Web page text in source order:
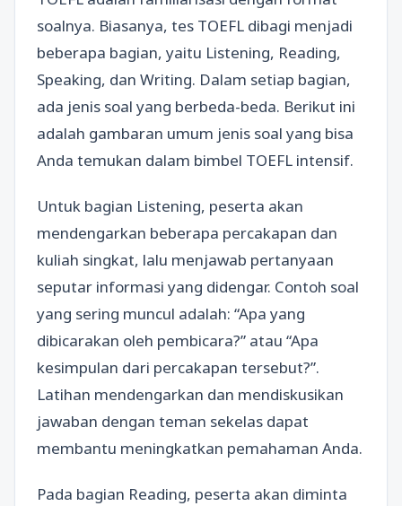
soalnya. Biasanya, tes TOEFL dibagi menjadi
beberapa bagian, yaitu Listening, Reading,
Speaking, dan Writing. Dalam setiap bagian,
ada jenis soal yang berbeda-beda. Berikut ini
adalah gambaran umum jenis soal yang bisa
Anda temukan dalam bimbel TOEFL intensif.
Untuk bagian Listening, peserta akan
mendengarkan beberapa percakapan dan
kuliah singkat, lalu menjawab pertanyaan
seputar informasi yang didengar. Contoh soal
yang sering muncul adalah: “Apa yang
dibicarakan oleh pembicara?” atau “Apa
kesimpulan dari percakapan tersebut?”.
Latihan mendengarkan dan mendiskusikan
jawaban dengan teman sekelas dapat
membantu meningkatkan pemahaman Anda.
Pada bagian Reading, peserta akan diminta